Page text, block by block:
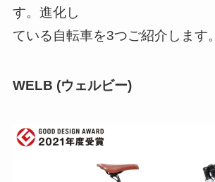
す。進化し
ている自転車を3つご紹介します。
WELB (ウェルビー)